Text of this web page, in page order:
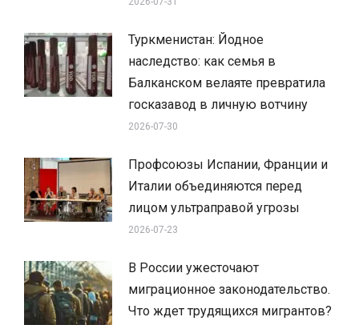
Туркменистан: Йодное
наследство: как семья в
Балканском велаяте превратила
госказавод в личную вотчину
2026-07-30
Профсоюзы Испании, Франции и
Италии объединяются перед
лицом ультраправой угрозы
2026-07-23
В России ужесточают
миграционное законодательство.
Что ждет трудящихся мигрантов?